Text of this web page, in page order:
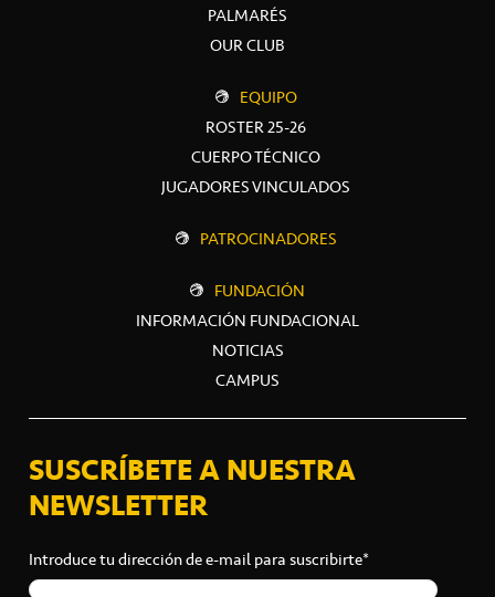
PALMARÉS
OUR CLUB
EQUIPO
ROSTER 25-26
CUERPO TÉCNICO
JUGADORES VINCULADOS
PATROCINADORES
FUNDACIÓN
INFORMACIÓN FUNDACIONAL
NOTICIAS
CAMPUS
SUSCRÍBETE A NUESTRA
NEWSLETTER
Introduce tu dirección de e-mail para suscribirte*